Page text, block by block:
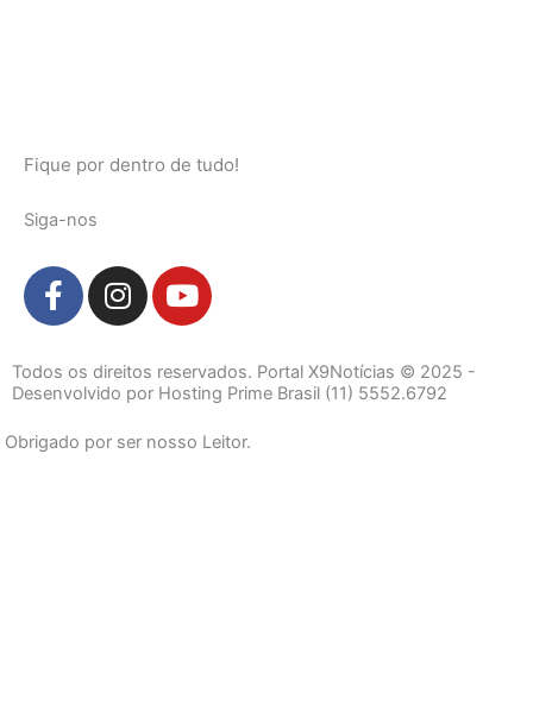
Fique por dentro de tudo!
Siga-nos
F
a
e
b
o
o
I
n
t
a
r
Y
o
t
u
e
Todos os direitos reservados. Portal X9Notícias © 2025 -
Desenvolvido por Hosting Prime Brasil (11) 5552.6792
Obrigado por ser nosso Leitor.